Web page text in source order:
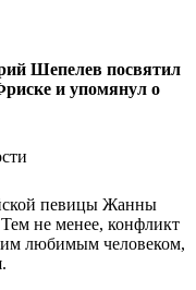
Шепелев посвятил
и упомянул о
певицы Жанны
не менее, конфликт
любимым человеком,